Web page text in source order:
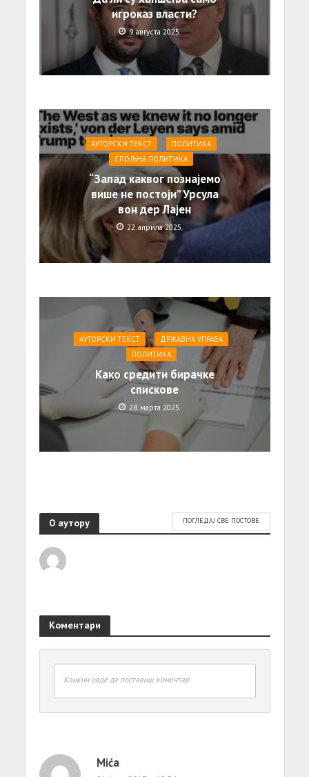
игроказ власти?
9. августа 2025.
АУТОРСКИ ТЕКСТ
ПОЛИТИКА
СПОЉНА ПОЛИТИКА
“Запад каквог познајемо
више не постоји” Урсула
вон дер Лајен
22. априла 2025.
АУТОРСКИ ТЕКСТ
ДРЖАВНА УПРАВА
ПОЛИТИКА
Како средити бирачке
спискове
28. марта 2025.
О аутору ПОГЛЕДАЈ СВЕ ПОСТОВЕ
Коментари
Кликни овде да поставиш коментар
Mića